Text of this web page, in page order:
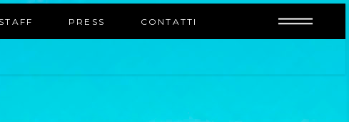
STAFF PRESS CONTATTI